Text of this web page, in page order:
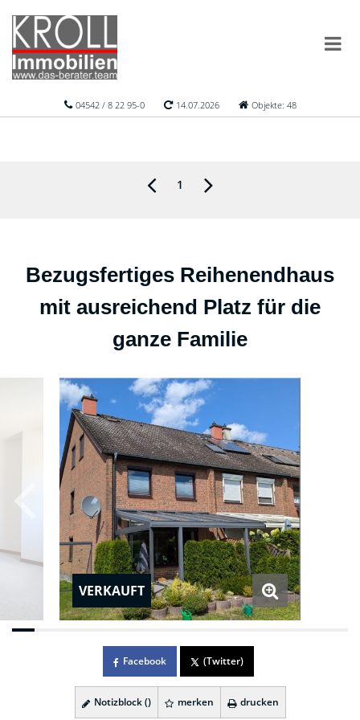
04542 / 8 22 95-0 14.07.2026 Objekte: 48
1
Bezugsfertiges Reihenendhaus
mit ausreichend Platz für die
ganze Familie
VERKAUFT
Facebook (Twitter)
Notizblock () merken drucken